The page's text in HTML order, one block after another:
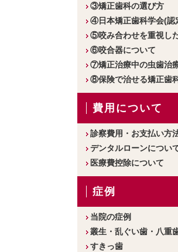
③矯正歯科の選び方
④日本矯正歯科学会(認
⑤咬み合わせを重視し
⑥咬合器について
⑦矯正治療中の虫歯治
⑧保険で治せる矯正歯
費用について
診察費用・お支払い方
デンタルローンについ
医療費控除について
症例
当院の症例
叢生・乱ぐい歯・八重
すきっ歯